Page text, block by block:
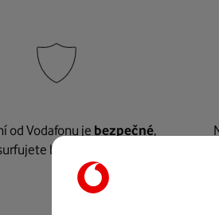
od Vodafonu je bezpečné,
bez starostí.